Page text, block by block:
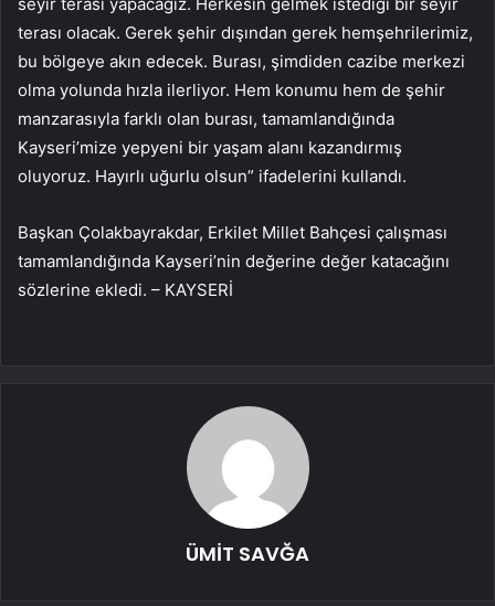
terası olacak. Gerek şehir dışından gerek hemşehrilerimiz,
bu bölgeye akın edecek. Burası, şimdiden cazibe merkezi
olma yolunda hızla ilerliyor. Hem konumu hem de şehir
manzarasıyla farklı olan burası, tamamlandığında
Kayseri’mize yepyeni bir yaşam alanı kazandırmış
oluyoruz. Hayırlı uğurlu olsun” ifadelerini kullandı.
Başkan Çolakbayrakdar, Erkilet Millet Bahçesi çalışması
tamamlandığında Kayseri’nin değerine değer katacağını
sözlerine ekledi. – KAYSERİ
ÜMİT SAVĞA